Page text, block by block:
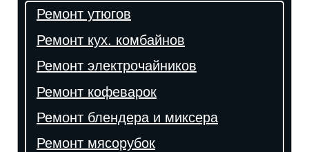
Ремонт утюгов
Ремонт кух. комбайнов
Ремонт электрочайников
Ремонт кофеварок
Ремонт блендера и миксера
Ремонт мясорубок